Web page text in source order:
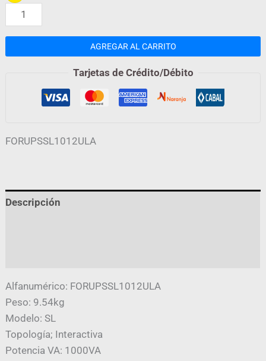
AGREGAR AL CARRITO
Tarjetas de Crédito/Débito
FORUPSSL1012ULA
Descripción
Alfanumérico: FORUPSSL1012ULA
Peso: 9.54kg
Modelo: SL
Topología; Interactiva
Potencia VA: 1000VA